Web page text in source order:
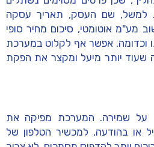
למשל, שם העסק, תאריך עסקה
מע"מ אוטומטי, סיכום מחיר סופי
וכדומה. אפשר אף לקלוט במערכת
שעוד יותר מיעל ומקצר את הפקת
על שמירה. המערכת מפיקה את
או בהודעה, למכשיר הטלפון של